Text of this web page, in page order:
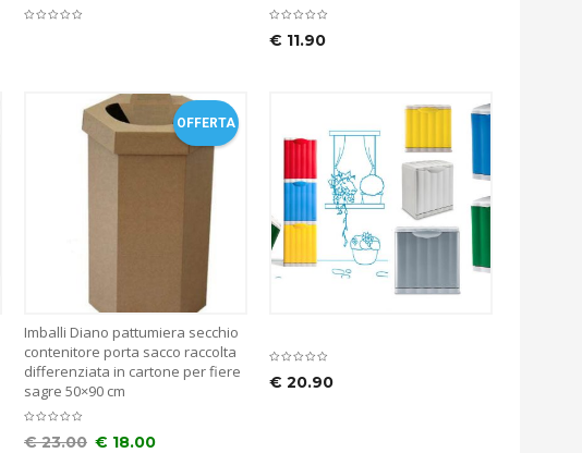
€ 11.90
OFFERTA
Imballi Diano pattumiera secchio
contenitore porta sacco raccolta
differenziata in cartone per fiere
sagre 50×90 cm
€23.00 € 18.00
€ 20.90